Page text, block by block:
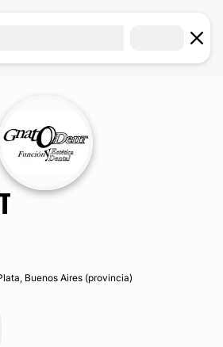
Buenos Aires (provincia)